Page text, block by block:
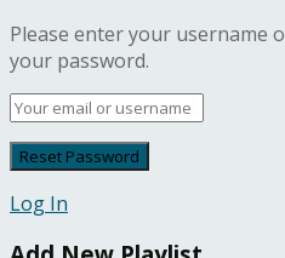
Please enter your username
your password.
Log In